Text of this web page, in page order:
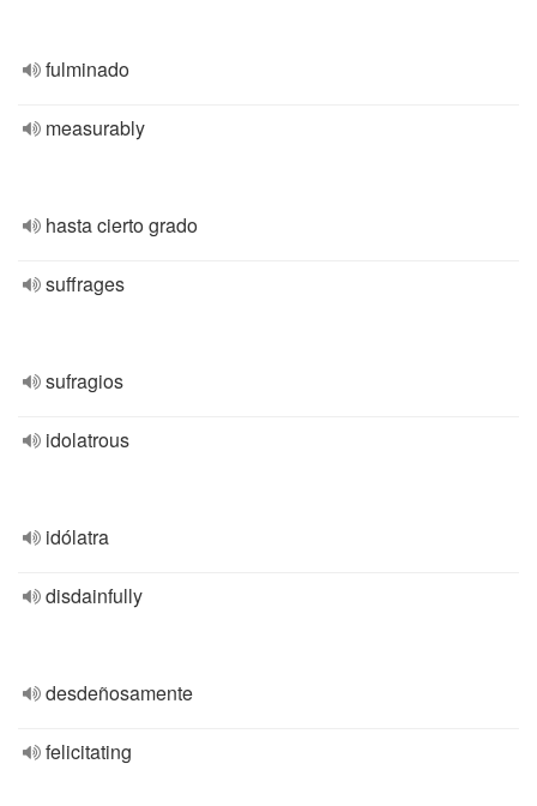
fulminado
measurably
hasta cierto grado
suffrages
sufragios
idolatrous
idólatra
disdainfully
desdeñosamente
felicitating